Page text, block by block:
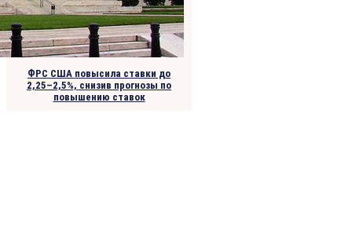
ФРС США повысила ставки до
2,25–2,5%, снизив прогнозы по
повышению ставок